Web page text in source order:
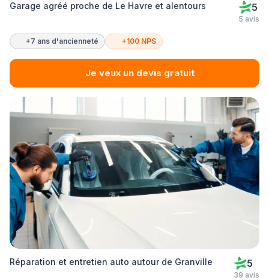
Garage agréé proche de Le Havre et alentours 5
5 avis
+7 ans d'ancienneté +100 NPS
Je veux un devis gratuit
Réparation et entretien auto autour de Granville 5
39 avis